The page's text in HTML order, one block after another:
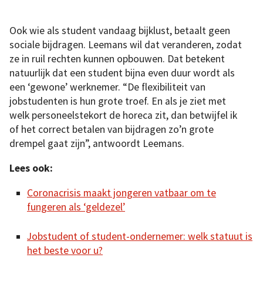
Ook wie als student vandaag bijklust, betaalt geen
sociale bijdragen. Leemans wil dat veranderen, zodat
ze in ruil rechten kunnen opbouwen. Dat betekent
natuurlijk dat een student bijna even duur wordt als
een ‘gewone’ werknemer. “De flexibiliteit van
jobstudenten is hun grote troef. En als je ziet met
welk personeelstekort de horeca zit, dan betwijfel ik
of het correct betalen van bijdragen zo’n grote
drempel gaat zijn”, antwoordt Leemans.
Lees ook:
Coronacrisis maakt jongeren vatbaar om te
fungeren als ‘geldezel’
Jobstudent of student-ondernemer: welk statuut is
het beste voor u?